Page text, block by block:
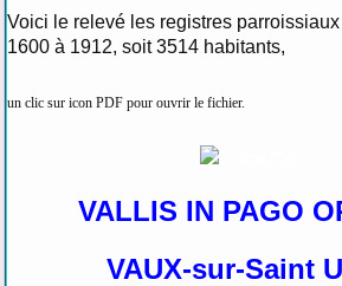
Voici le relevé les registres
1600 à 1912, soit 3514 habitants,
un clic sur icon PDF pour ouvrir le fichier.
VALLIS IN PAGO
VAUX-sur-Saint